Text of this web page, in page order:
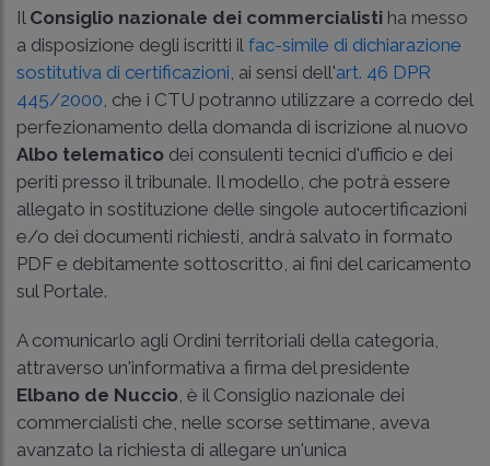
Il Consiglio nazionale dei commercialisti ha messo
a disposizione degli iscritti il fac-simile di dichiarazione
sostitutiva di certificazioni , ai sensi dell'art. 46 DPR
445/2000 , che i CTU potranno utilizzare a corredo del
perfezionamento della domanda di iscrizione al nuovo
Albo telematico dei consulenti tecnici d'ufficio e dei
periti presso il tribunale. Il modello, che potrà essere
allegato in sostituzione delle singole autocertificazioni
e/o dei documenti richiesti, andrà salvato in formato
PDF e debitamente sottoscritto, ai fini del caricamento
sul Portale.
A comunicarlo agli Ordini territoriali della categoria,
attraverso un'informativa a firma del presidente
Elbano de Nuccio , è il Consiglio nazionale dei
commercialisti che, nelle scorse settimane, aveva
avanzato la richiesta di allegare un'unica